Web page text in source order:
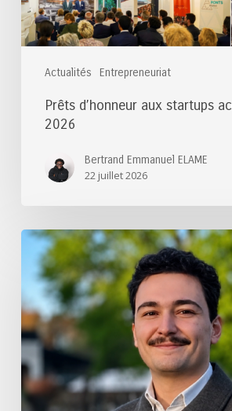
Actualités Entrepreneuriat
Prêts d’honneur aux startups
2026
Bertrand Emmanuel ELAME
22 juillet 2026
Félicitations
lauréat
du
Prix
de
thèse
des
Ponts